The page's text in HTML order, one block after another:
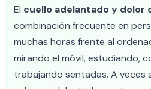
El cuello adelantado y dolor
combinación frecuente en
muchas horas frente al
mirando el móvil, estudiando,
trabajando sentadas. A veces